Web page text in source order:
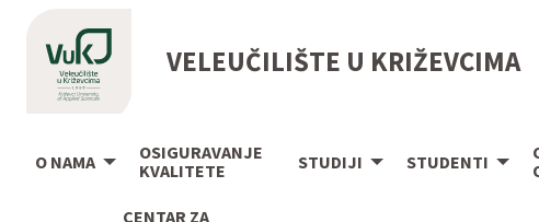
VELEUČILIŠTE U KRIŽEVCIMA
O NAMA
OSIGURAVANJE
KVALITETE
STUDIJI STUDENTI
CENTAR ZA